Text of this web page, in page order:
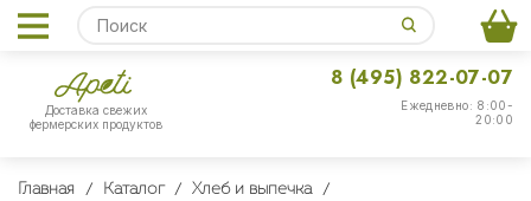
Доставка свежих
фермерских продуктов
Ежедневно: 8:00-
20:00
8 (495) 822-07-07
Главная Каталог
Хлеб и выпечка